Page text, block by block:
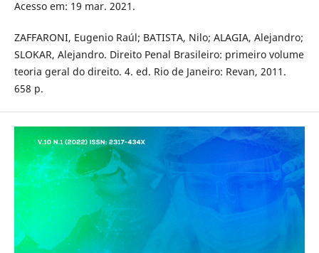
Acesso em: 19 mar. 2021.
ZAFFARONI, Eugenio Raúl; BATISTA, Nilo; ALAGIA, Alejandro;
SLOKAR, Alejandro. Direito Penal Brasileiro: primeiro volume
teoria geral do direito. 4. ed. Rio de Janeiro: Revan, 2011.
658 p.